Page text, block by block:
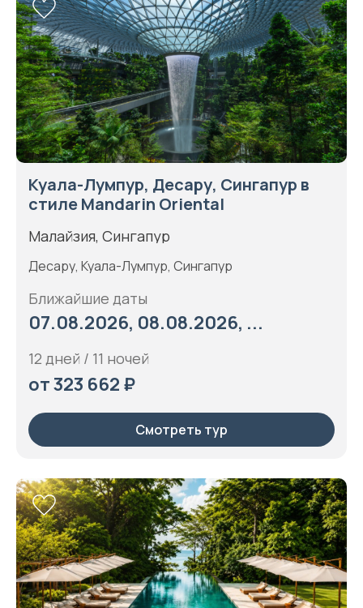
Куала-Лумпур, Десару, Сингапур в
стиле Mandarin Oriental
Малайзия, Сингапур
Десару, Куала-Лумпур, Сингапур
Ближайшие даты
07.08.2026, 08.08.2026, ...
12 дней / 11 ночей
от 323 662 ₽
Смотреть тур